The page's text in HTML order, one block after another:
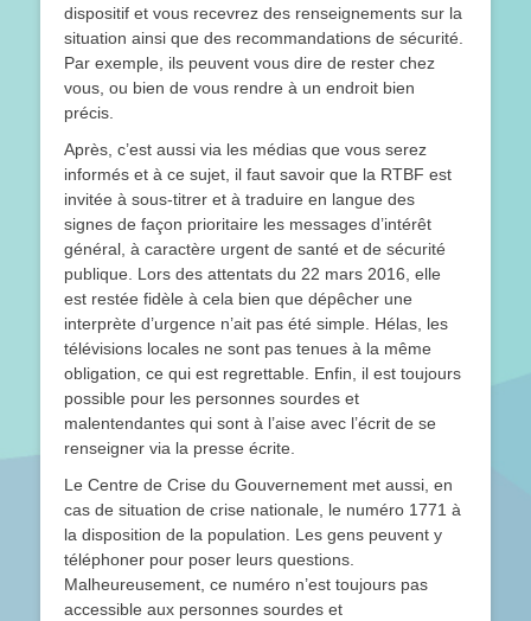
dispositif et vous recevrez des renseignements sur la
situation ainsi que des recommandations de sécurité.
Par exemple, ils peuvent vous dire de rester chez
vous, ou bien de vous rendre à un endroit bien
précis.
Après, c’est aussi via les médias que vous serez
informés et à ce sujet, il faut savoir que la RTBF est
invitée à sous-titrer et à traduire en langue des
signes de façon prioritaire les messages d’intérêt
général, à caractère urgent de santé et de sécurité
publique. Lors des attentats du 22 mars 2016, elle
est restée fidèle à cela bien que dépêcher une
interprète d’urgence n’ait pas été simple. Hélas, les
télévisions locales ne sont pas tenues à la même
obligation, ce qui est regrettable. Enfin, il est toujours
possible pour les personnes sourdes et
malentendantes qui sont à l’aise avec l’écrit de se
renseigner via la presse écrite.
Le Centre de Crise du Gouvernement met aussi, en
cas de situation de crise nationale, le numéro 1771 à
la disposition de la population. Les gens peuvent y
téléphoner pour poser leurs questions.
Malheureusement, ce numéro n’est toujours pas
accessible aux personnes sourdes et